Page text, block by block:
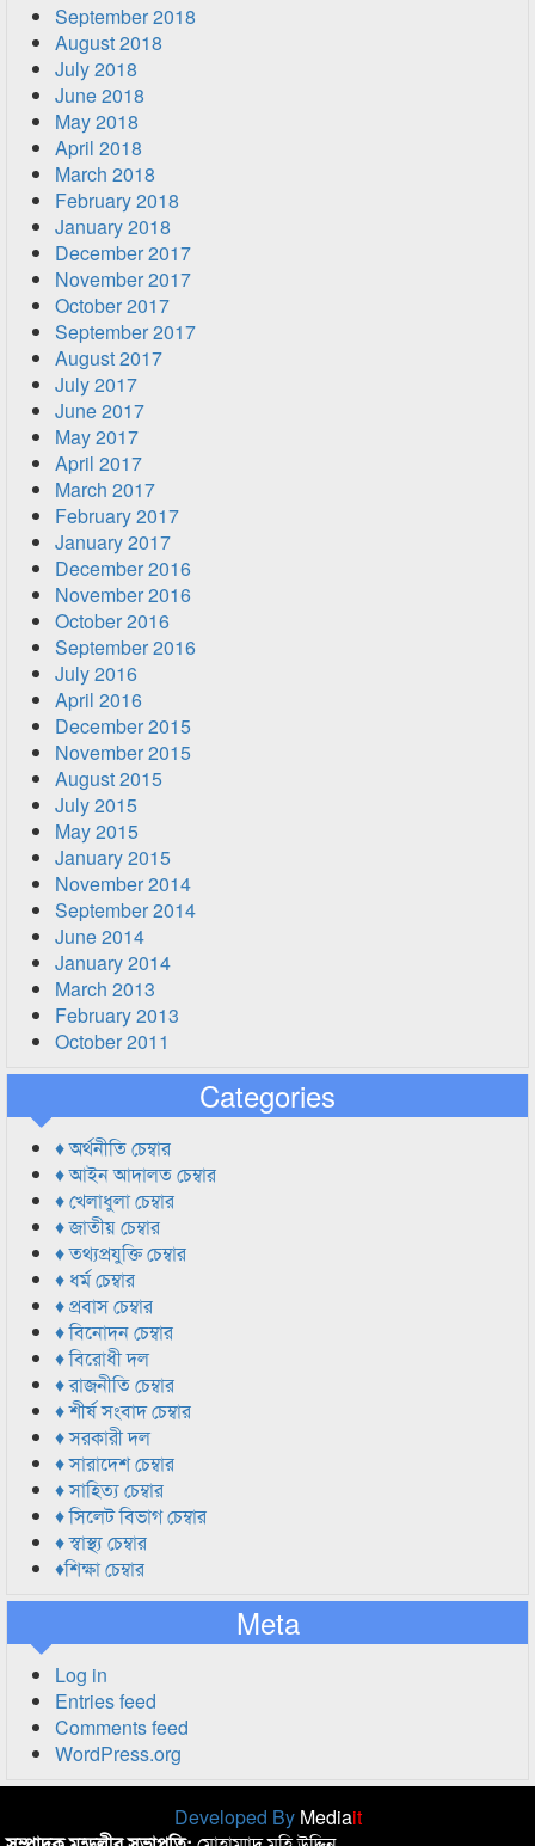
September 2018
August 2018
July 2018
June 2018
May 2018
April 2018
March 2018
February 2018
January 2018
December 2017
November 2017
October 2017
September 2017
August 2017
July 2017
June 2017
May 2017
April 2017
March 2017
February 2017
January 2017
December 2016
November 2016
October 2016
September 2016
July 2016
April 2016
December 2015
November 2015
August 2015
July 2015
May 2015
January 2015
November 2014
September 2014
June 2014
January 2014
March 2013
February 2013
October 2011
Categories
♦ অর্থনীতি চেম্বার
♦ আইন আদালত চেম্বার
♦ খেলাধুলা চেম্বার
♦ জাতীয় চেম্বার
♦ তথ্যপ্রযুক্তি চেম্বার
♦ ধর্ম চেম্বার
♦ প্রবাস চেম্বার
♦ বিনোদন চেম্বার
♦ বিরোধী দল
♦ রাজনীতি চেম্বার
♦ শীর্ষ সংবাদ চেম্বার
♦ সরকারী দল
♦ সারাদেশ চেম্বার
♦ সাহিত্য চেম্বার
♦ সিলেট বিভাগ চেম্বার
♦ স্বাস্থ্য চেম্বার
♦শিক্ষা চেম্বার
Meta
Log in
Entries feed
Comments feed
WordPress.org
Developed By Mediait